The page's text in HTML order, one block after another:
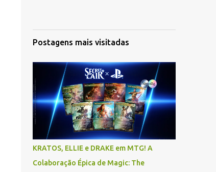
Postagens mais visitadas
KRATOS, ELLIE e DRAKE em MTG! A
Colaboração Épica de Magic: The